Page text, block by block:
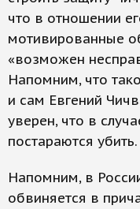
что в отношении
мотивированные
«возможен
Напомним, что
и сам Евгений
уверен, что в
постараются убить.
Напомним, в
обвиняется в